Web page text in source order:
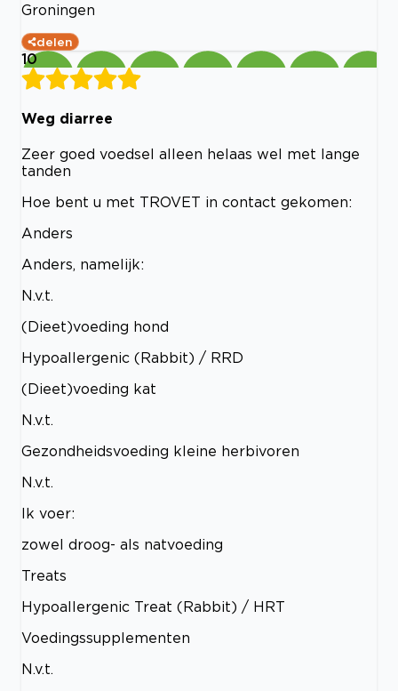
Groningen
delen
10
Weg diarree
Zeer goed voedsel alleen helaas wel met lange
tanden
Hoe bent u met TROVET in contact gekomen:
Anders
Anders, namelijk:
N.v.t.
(Dieet)voeding hond
Hypoallergenic (Rabbit) / RRD
(Dieet)voeding kat
N.v.t.
Gezondheidsvoeding kleine herbivoren
N.v.t.
Ik voer:
zowel droog- als natvoeding
Treats
Hypoallergenic Treat (Rabbit) / HRT
Voedingssupplementen
N.v.t.